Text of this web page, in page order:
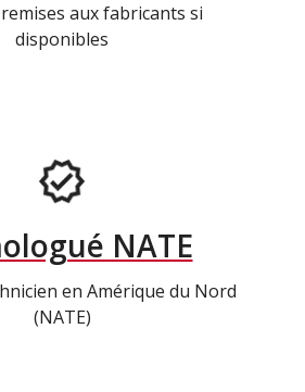
aux fabricants si
disponibles
NATE
en Amérique du Nord
(NATE)